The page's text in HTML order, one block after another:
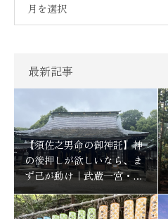
月を選択
最新記事
【須佐之男命の御神託】神
の後押しが欲しいなら、ま
ず己が動け｜武蔵一宮・氷
川神社